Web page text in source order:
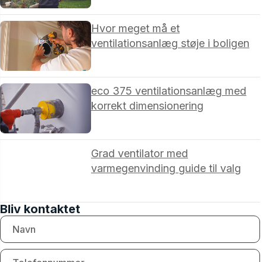
Hvor meget må et
ventilationsanlæg støje i boligen
eco 375 ventilationsanlæg med
korrekt dimensionering
Grad ventilator med
varmegenvinding guide til valg
Bliv kontaktet